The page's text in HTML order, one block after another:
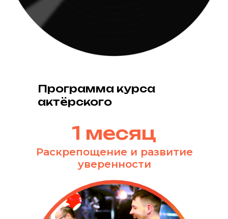
Программа курса
актёрского
1 месяц
Раскрепощение и развитие
уверенности